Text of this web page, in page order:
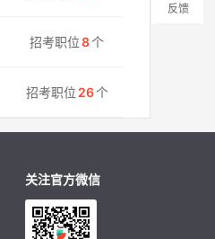
招考职位8个
招考职位 26个
关注官方微信
反馈